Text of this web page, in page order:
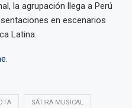
la agrupación llega a Perú
en escenarios
Latina.
.
SÁTIRA MUSICAL